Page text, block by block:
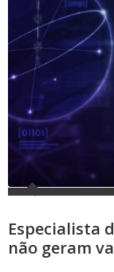
Especialista
não geram